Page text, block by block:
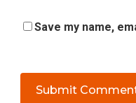
Save my name,